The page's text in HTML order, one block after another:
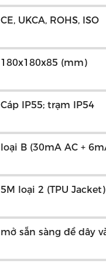
CE, UKCA, ROHS, ISO
180x180x85 (mm)
Cáp IP55; trạm IP54
loại B (30mA AC +
5M loại 2 (TPU Jacket)
mở sẵn sàng để dây